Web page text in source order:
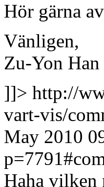
Hör gärna
Vänligen,
Zu-Yon Han
]]> http://
vart-vis/
May 2010
Haha